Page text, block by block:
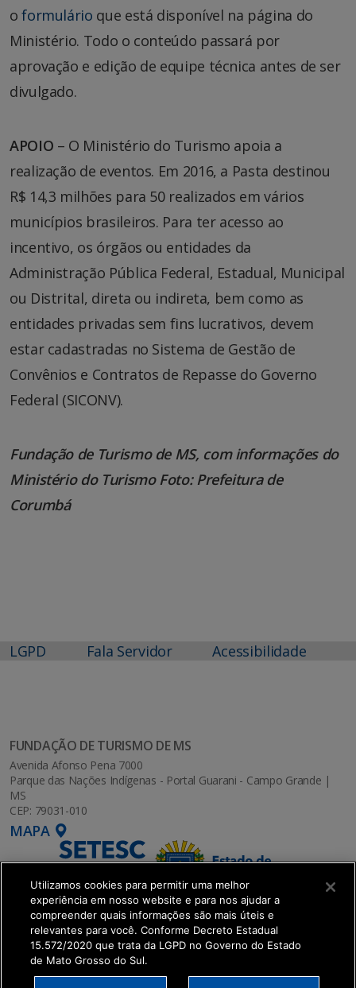
oformulário que está disponível na página do
Ministério. Todo o conteúdo passará por
aprovação e edição de equipe técnica antes de ser
divulgado.
APOIO – O Ministério do Turismo apoia a
realização de eventos. Em 2016, a Pasta destinou
R$ 14,3 milhões para 50 realizados em vários
municípios brasileiros. Para ter acesso ao
incentivo, os órgãos ou entidades da
Administração Pública Federal, Estadual, Municipal
ou Distrital, direta ou indireta, bem como as
entidades privadas sem fins lucrativos, devem
estar cadastradas no Sistema de Gestão de
Convênios e Contratos de Repasse do Governo
Federal (SICONV).
Fundação de Turismo de MS, com informações do
Ministério do Turismo Foto: Prefeitura de
Corumbá
LGPD Fala Servidor Acessibilidade
FUNDAÇÃO DE TURISMO DE MS
Avenida Afonso Pena 7000
Parque das Nações Indígenas - Portal Guarani - Campo Grande |
MS
CEP: 79031-010
MAPA
SETDIG | Secretaria-Executiva de Transformação
Utilizamos cookies para permitir uma melhor
experiência em nosso website e para nos ajudar a
compreender quais informações são mais úteis e
relevantes para você. Conforme Decreto Estadual
15.572/2020 que trata da LGPD no Governo do Estado
de Mato Grosso do Sul.